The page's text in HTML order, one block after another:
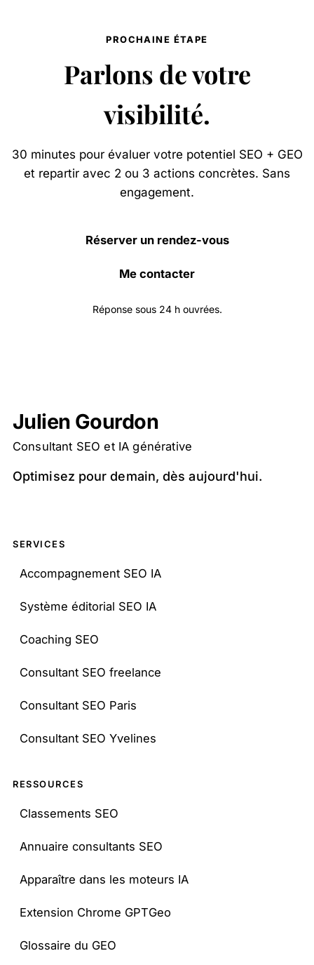
PROCHAINE ÉTAPE
Parlons de votre
visibilité.
30 minutes pour évaluer votre potentiel SEO + GEO
et repartir avec 2 ou 3 actions concrètes. Sans
engagement.
Réserver un rendez-vous
Me contacter
Réponse sous 24 h ouvrées.
Julien Gourdon
Consultant SEO et IA générative
Optimisez pour demain, dès aujourd'hui.
SERVICES
Accompagnement SEO IA
Système éditorial SEO IA
Coaching SEO
Consultant SEO freelance
Consultant SEO Paris
Consultant SEO Yvelines
RESSOURCES
Classements SEO
Annuaire consultants SEO
Apparaître dans les moteurs IA
Extension Chrome GPTGeo
Glossaire du GEO